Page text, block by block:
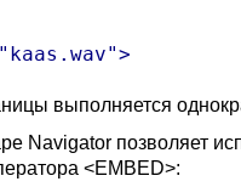
выполняется
Navigator позволяет
<EMBED>: